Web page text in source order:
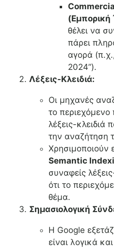
(Εμπορική
θέλει να
πάρει
αγορά
2024”).
Λέξεις-Κλειδιά:
Οι μηχανές
το περιεχόμενο
λέξεις-κλειδιά
την αναζήτηση
Χρησιμοποιούν
Semantic
συναφείς
ότι το
θέμα.
Σημασιολογική
Η Google
είναι λογικά